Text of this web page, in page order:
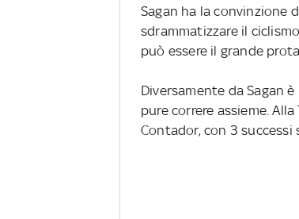
Sagan ha la convinzione
sdrammatizzare il
può essere il grande
Diversamente da Sagan
pure correre assieme.
Contador, con 3